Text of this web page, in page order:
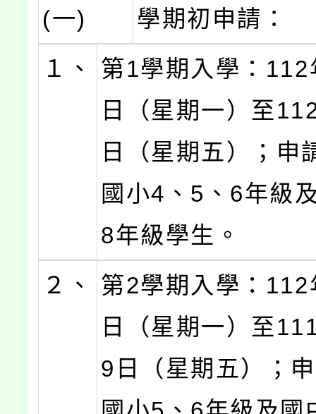
(一)
學期初申請：
１、
第1學期入學：
日（星期一）至
日（星期五）；申
國小4、5、6年級
8年級學生。
２、
第2學期入學：
日（星期一）至
9日（星期五）；